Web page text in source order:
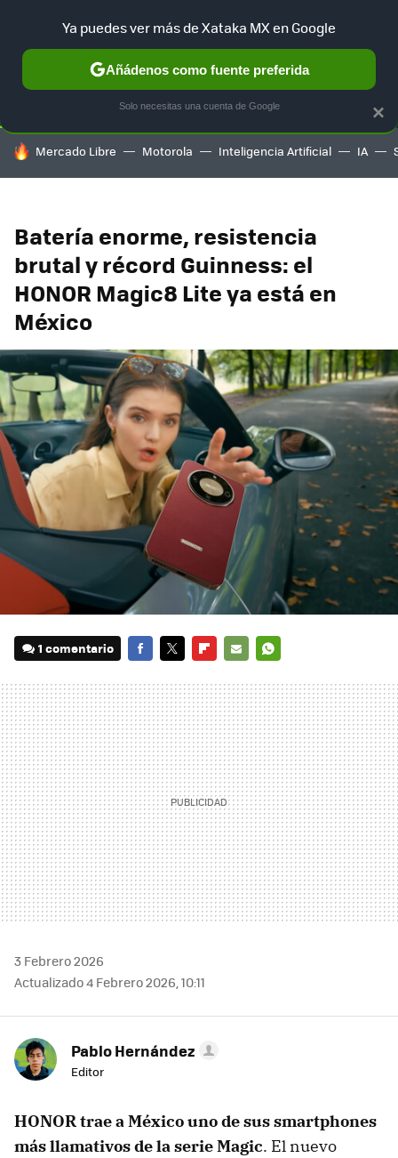
SELECCIÓN GAMING HOME AUTO TERRITORIO
HOY SE HABLA DE
Mercado Libre Motorola Inteligencia Artificial IA
Batería enorme, resistencia
brutal y récord Guinness: el
HONOR Magic8 Lite ya está en
México
1 comentario
MAIL
3 Febrero 2026
Actualizado 4 Febrero 2026, 10:11
Pablo Hernández
Editor
HONOR trae a México uno de sus smartphones
más llamativos de la serie Magic. El nuevo
×
Ya puedes ver más de Xataka MX en Google
Añádenos como fuente preferida
Solo necesitas una cuenta de Google